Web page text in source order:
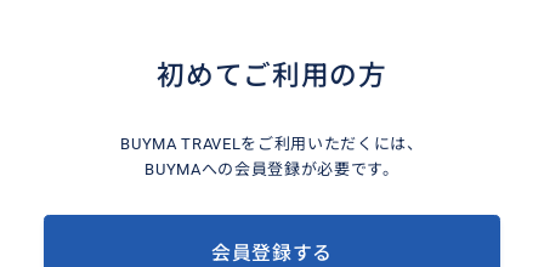
初めてご利用の方
BUYMA TRAVELをご利用いただくには、
BUYMAへの会員登録が必要です。
会員登録する